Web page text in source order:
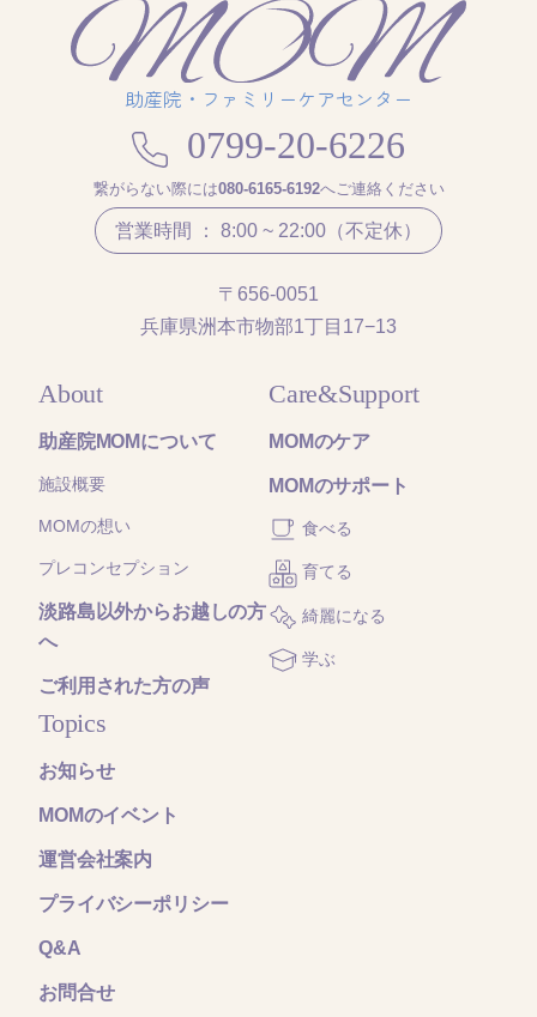
助産院・ファミリーケアセンター
0799-20-6226
繋がらない際には080-6165-6192へご連絡ください
営業時間 ： 8:00 ~ 22:00（不定休）
〒656-0051
兵庫県洲本市物部1丁目17−13
About
助産院MOMについて
施設概要
MOMの想い
プレコンセプション
淡路島以外からお越しの方
へ
ご利用された方の声
Care&Support
MOMのケア
MOMのサポート
食べる
育てる
綺麗になる
学ぶ
Topics
お知らせ
MOMのイベント
運営会社案内
プライバシーポリシー
Q&A
お問合せ